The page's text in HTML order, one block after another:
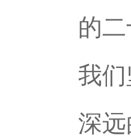
的
我
深远